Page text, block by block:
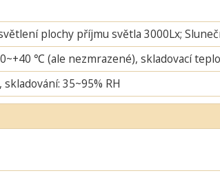
plochy příjmu světla 3000Lx;
℃ (ale nezmrazené), skladovací
skladování: 35~95% RH